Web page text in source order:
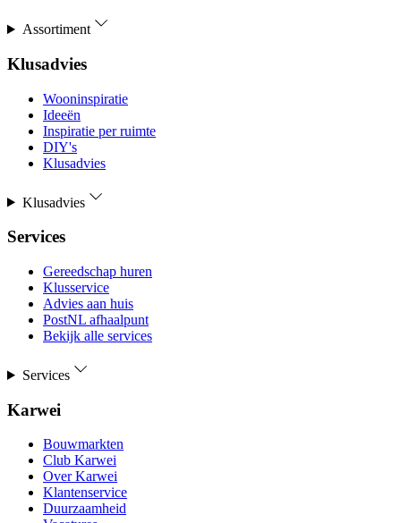
Assortiment
Klusadvies
Wooninspiratie
Ideeën
Inspiratie per ruimte
DIY's
Klusadvies
Klusadvies
Services
Gereedschap huren
Klusservice
Advies aan huis
PostNL afhaalpunt
Bekijk alle services
Services
Karwei
Bouwmarkten
Club Karwei
Over Karwei
Klantenservice
Duurzaamheid